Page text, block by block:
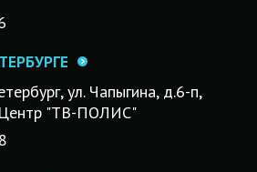
ул. Чапыгина, д.6-п,
"ТВ-ПОЛИС"